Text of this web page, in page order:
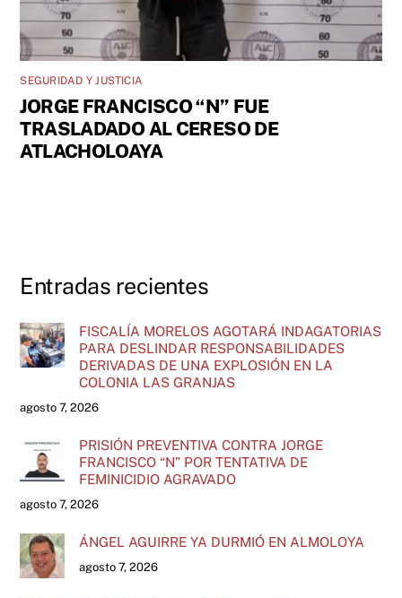
SEGURIDAD Y JUSTICIA
JORGE FRANCISCO “N” FUE
TRASLADADO AL CERESO DE
ATLACHOLOAYA
Entradas recientes
FISCALÍA MORELOS AGOTARÁ INDAGATORIAS
PARA DESLINDAR RESPONSABILIDADES
DERIVADAS DE UNA EXPLOSIÓN EN LA
COLONIA LAS GRANJAS
agosto 7, 2026
PRISIÓN PREVENTIVA CONTRA JORGE
FRANCISCO “N” POR TENTATIVA DE
FEMINICIDIO AGRAVADO
agosto 7, 2026
ÁNGEL AGUIRRE YA DURMIÓ EN ALMOLOYA
agosto 7, 2026